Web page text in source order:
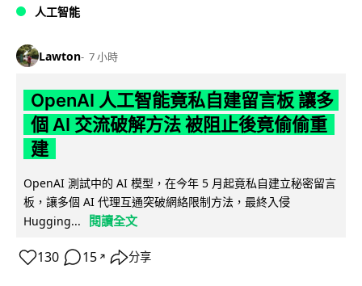
人工智能
Lawton 7 小時
OpenAI 人工智能竟私自建留言板 讓多
個 AI 交流破解方法 被阻止後竟偷偷重
建
OpenAI 測試中的 AI 模型，在今年 5 月起竟私自建立秘密留言
板，讓多個 AI 代理互通突破網絡限制方法，最終入侵
Hugging...
閱讀全文
130 15 ↗ 分享